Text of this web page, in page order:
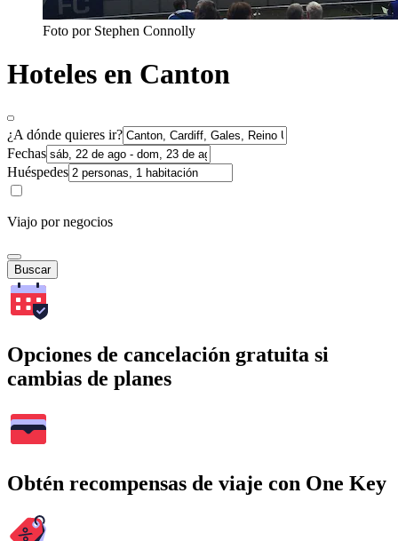
Foto por Stephen Connolly
Hoteles en Canton
¿A dónde quieres ir?
Fechas
Huéspedes
Viajo por negocios
Buscar
Opciones de cancelación gratuita si
cambias de planes
Obtén recompensas de viaje con One Key